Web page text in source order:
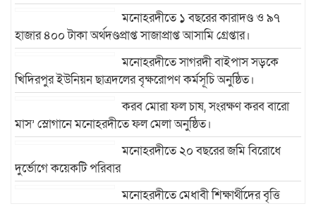
মনোহরদীতে ১ বছরের কারাদণ্ড ও ৯৭
হাজার ৪০০ টাকা অর্থদণ্ডপ্রাপ্ত সাজাপ্রাপ্ত আসামি গ্রেপ্তার।
মনোহরদীতে সাগরদী বাইপাস সড়কে
খিদিরপুর ইউনিয়ন ছাত্রদলের বৃক্ষরোপণ কর্মসূচি অনুষ্ঠিত।
করব মোরা ফল চাষ, সংরক্ষণ করব বারো
মাস’ স্লোগানে মনোহরদীতে ফল মেলা অনুষ্ঠিত।
মনোহরদীতে ২০ বছরের জমি বিরোধে
দুর্ভোগে কয়েকটি পরিবার
মনোহরদীতে মেধাবী শিক্ষার্থীদের বৃত্তি